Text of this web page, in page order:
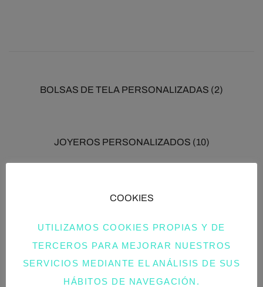
BOLSAS DE TELA PERSONALIZADAS (2)
JOYEROS PERSONALIZADOS (10)
REGALOS PERSONALIZADOS MADERA: ABANICOS
PERCHAS PERSONALIZADAS (24)
COOKIES
UTILIZAMOS COOKIES PROPIAS Y DE
TERCEROS PARA MEJORAR NUESTROS
SERVICIOS MEDIANTE EL ANÁLISIS DE SUS
HÁBITOS DE NAVEGACIÓN.